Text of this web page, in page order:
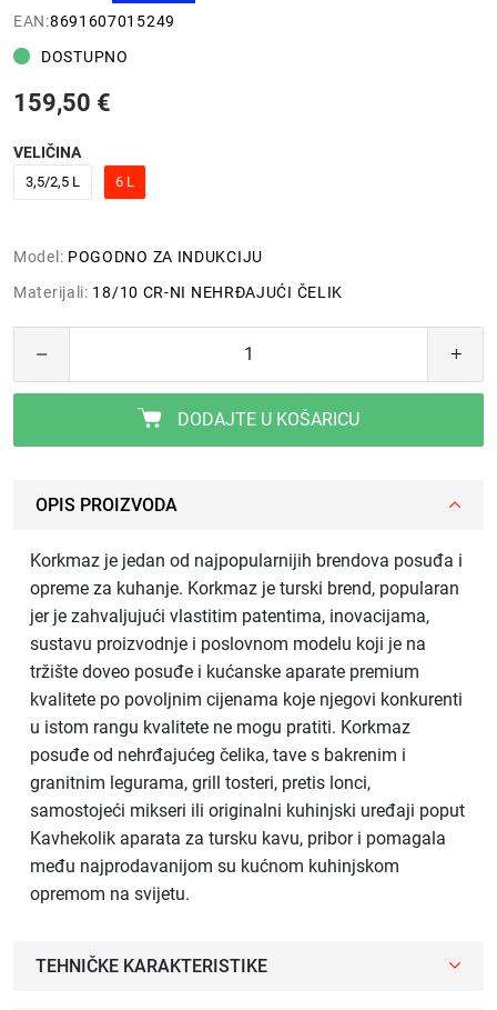
EAN:8691607015249
DOSTUPNO
159,50 €
VELIČINA
3,5/2,5 L 6 L
Model: POGODNO ZA INDUKCIJU
Materijali: 18/10 CR-NI NEHRĐAJUĆI ČELIK
DODAJTE U KOŠARICU
OPIS PROIZVODA
Korkmaz je jedan od najpopularnijih brendova posuđa i
opreme za kuhanje. Korkmaz je turski brend, popularan
jer je zahvaljujući vlastitim patentima, inovacijama,
sustavu proizvodnje i poslovnom modelu koji je na
tržište doveo posuđe i kućanske aparate premium
kvalitete po povoljnim cijenama koje njegovi konkurenti
u istom rangu kvalitete ne mogu pratiti. Korkmaz
posuđe od nehrđajućeg čelika, tave s bakrenim i
granitnim legurama, grill tosteri, pretis lonci,
samostojeći mikseri ili originalni kuhinjski uređaji poput
Kavhekolik aparata za tursku kavu, pribor i pomagala
među najprodavanijom su kućnom kuhinjskom
opremom na svijetu.
TEHNIČKE KARAKTERISTIKE